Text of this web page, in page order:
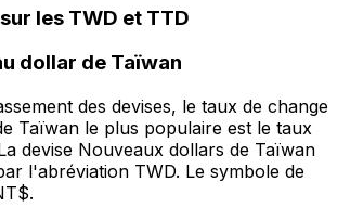
les TWD et TTD
dollar de Taïwan
des devises, le taux de change
Taïwan le plus populaire est le taux
devise Nouveaux dollars de Taïwan
l'abréviation TWD. Le symbole de